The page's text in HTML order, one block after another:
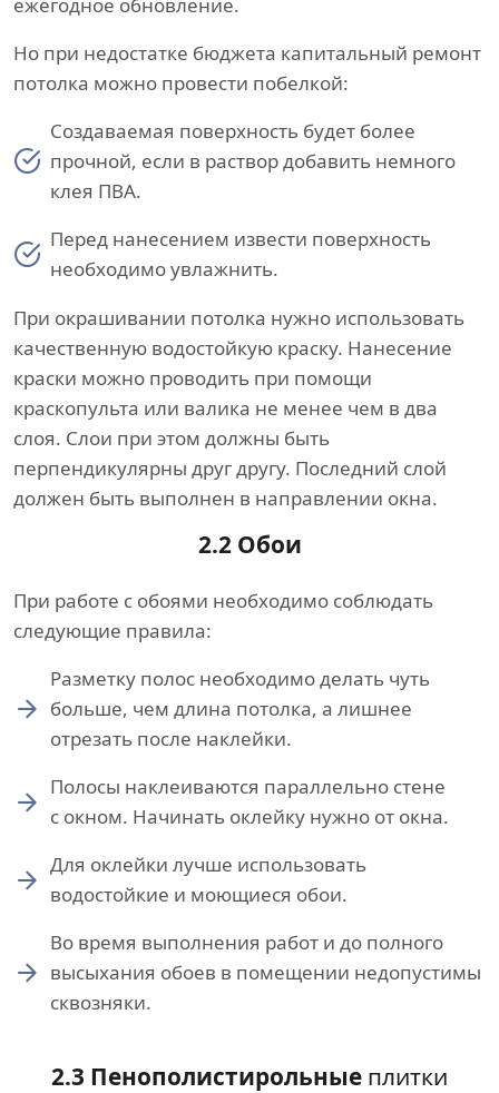
Но при недостатке бюджета капитальный ремонт
потолка можно провести побелкой:
Создаваемая поверхность будет более
прочной, если в раствор добавить немного
клея ПВА.
Перед нанесением извести поверхность
необходимо увлажнить.
При окрашивании потолка нужно использовать
качественную водостойкую краску. Нанесение
краски можно проводить при помощи
краскопульта или валика не менее чем в два
слоя. Слои при этом должны быть
перпендикулярны друг другу. Последний слой
должен быть выполнен в направлении окна.
2.2 Обои
При работе с обоями необходимо соблюдать
следующие правила:
Разметку полос необходимо делать чуть
больше, чем длина потолка, а лишнее
отрезать после наклейки.
Полосы наклеиваются параллельно стене
с окном. Начинать оклейку нужно от окна.
Для оклейки лучше использовать
водостойкие и моющиеся обои.
Во время выполнения работ и до полного
высыхания обоев в помещении недопустимы
сквозняки.
2.3 Пенополистирольные плитки